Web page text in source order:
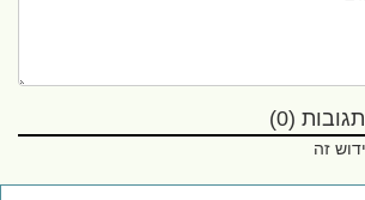
(0)
זה